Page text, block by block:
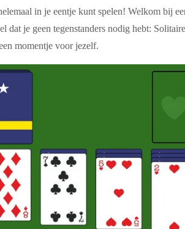
in je eentje kunt spelen! Welkom bij
dat je geen tegenstanders nodig hebt: Solitaire
momentje voor jezelf.